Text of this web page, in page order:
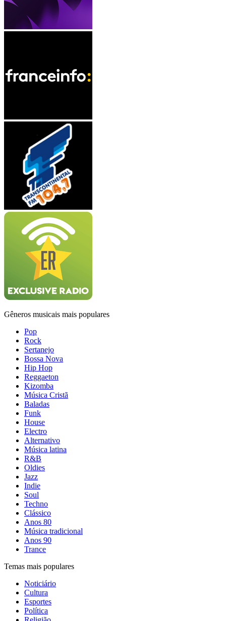
Gêneros musicais mais populares
Pop
Rock
Sertanejo
Bossa Nova
Hip Hop
Reggaeton
Kizomba
Música Cristã
Baladas
Funk
House
Electro
Alternativo
Música latina
R&B
Oldies
Jazz
Indie
Soul
Techno
Clássico
Anos 80
Música tradicional
Anos 90
Trance
Temas mais populares
Noticiário
Cultura
Esportes
Política